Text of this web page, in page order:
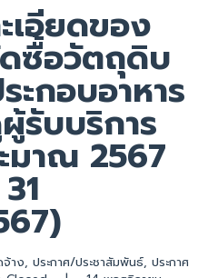
เอียดของ
ซื้อวัตถุดิบ
ะกอบอาหาร
รับบริการ
มาณ 2567
าง, ประกาศ/ประชาสัมพันธ์, ประกาศ